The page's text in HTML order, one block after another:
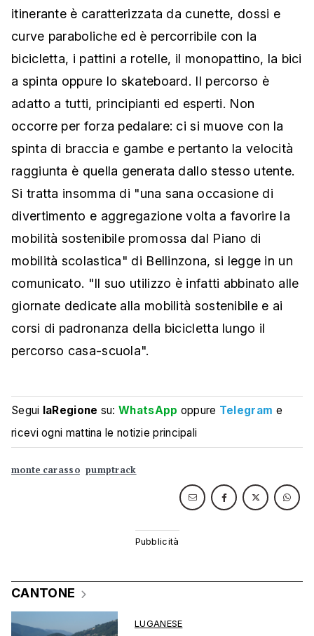
itinerante è caratterizzata da cunette, dossi e
curve paraboliche ed è percorribile con la
bicicletta, i pattini a rotelle, il monopattino, la bici
a spinta oppure lo skateboard. Il percorso è
adatto a tutti, principianti ed esperti. Non
occorre per forza pedalare: ci si muove con la
spinta di braccia e gambe e pertanto la velocità
raggiunta è quella generata dallo stesso utente.
Si tratta insomma di "una sana occasione di
divertimento e aggregazione volta a favorire la
mobilità sostenibile promossa dal Piano di
mobilità scolastica" di Bellinzona, si legge in un
comunicato. "Il suo utilizzo è infatti abbinato alle
giornate dedicate alla mobilità sostenibile e ai
corsi di padronanza della bicicletta lungo il
percorso casa-scuola".
Segui laRegione su:WhatsApp oppure Telegram e
ricevi ogni mattina le notizie principali
monte carasso pumptrack
CANTONE
LUGANESE